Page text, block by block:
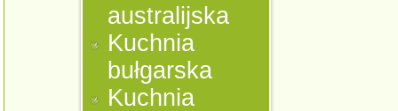
australijska
Kuchnia
bułgarska
Kuchnia